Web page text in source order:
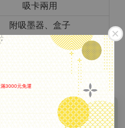
滿3000元免運
吸卡兩用
附吸墨器、盒子